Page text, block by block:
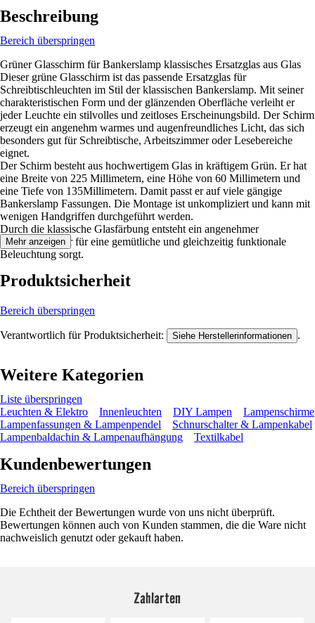
Beschreibung
Bereich überspringen
Grüner Glasschirm für Bankerslamp klassisches Ersatzglas aus Glas
Dieser grüne Glasschirm ist das passende Ersatzglas für
Schreibtischleuchten im Stil der klassischen Bankerslamp. Mit seiner
charakteristischen Form und der glänzenden Oberfläche verleiht er
jeder Leuchte ein stilvolles und zeitloses Erscheinungsbild. Der Schirm
erzeugt ein angenehm warmes und augenfreundliches Licht, das sich
besonders gut für Schreibtische, Arbeitszimmer oder Lesebereiche
eignet.
Der Schirm besteht aus hochwertigem Glas in kräftigem Grün. Er hat
eine Breite von 225 Millimetern, eine Höhe von 60 Millimetern und
eine Tiefe von 135Millimetern. Damit passt er auf viele gängige
Bankerslamp Fassungen. Die Montage ist unkompliziert und kann mit
wenigen Handgriffen durchgeführt werden.
Durch die klassische Glasfärbung entsteht ein angenehmer
Lichtaustritt, der für eine gemütliche und gleichzeitig funktionale
Beleuchtung sorgt.
Mehr anzeigen
Produktsicherheit
Bereich überspringen
Verantwortlich für Produktsicherheit: Siehe Herstellerinformationen .
Weitere Kategorien
Liste überspringen
Leuchten & Elektro
Innenleuchten DIY Lampen
Lampenschirme
Lampenfassungen & Lampenpendel
Schnurschalter & Lampenkabel
Lampenbaldachin & Lampenaufhängung
Textilkabel
Kundenbewertungen
Bereich überspringen
Die Echtheit der Bewertungen wurde von uns nicht überprüft.
Bewertungen können auch von Kunden stammen, die die Ware nicht
nachweislich genutzt oder gekauft haben.
Zahlarten